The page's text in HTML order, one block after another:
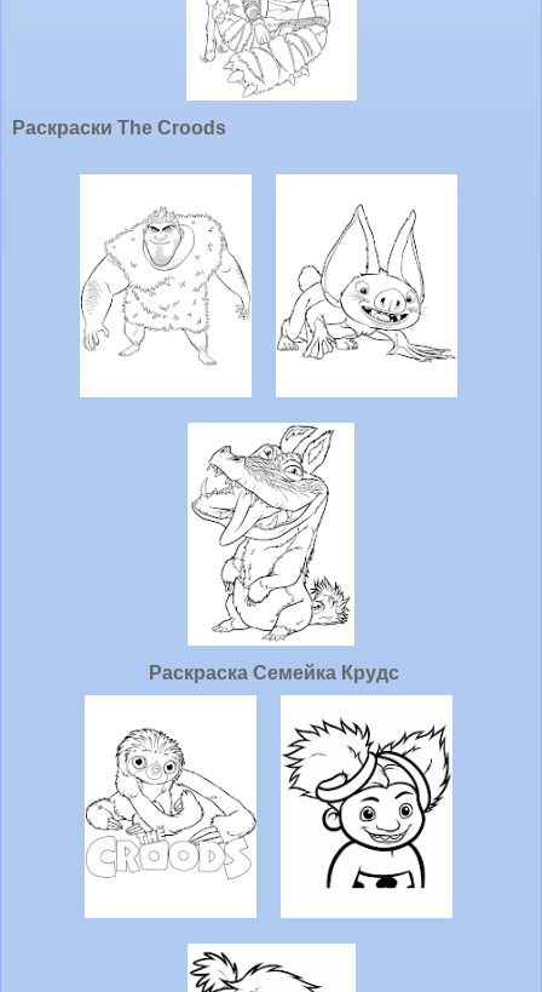
Раскраски The Croods
Раскраска Семейка Крудс